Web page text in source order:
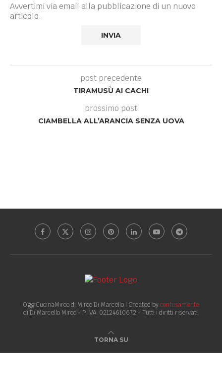
Avvertimi via email alla pubblicazione di un nuovo
articolo.
post precedente
TIRAMUSÙ AI CACHI
prossimo post
CIAMBELLA ALL’ARANCIA SENZA UOVA
OggiCucinaMirco di Mirco Di Marcello | Created byconfusamente
di Di Marcello Mirco - P.IVA: 02124610672 - Tutti i diritti riservati.
TORNA SU